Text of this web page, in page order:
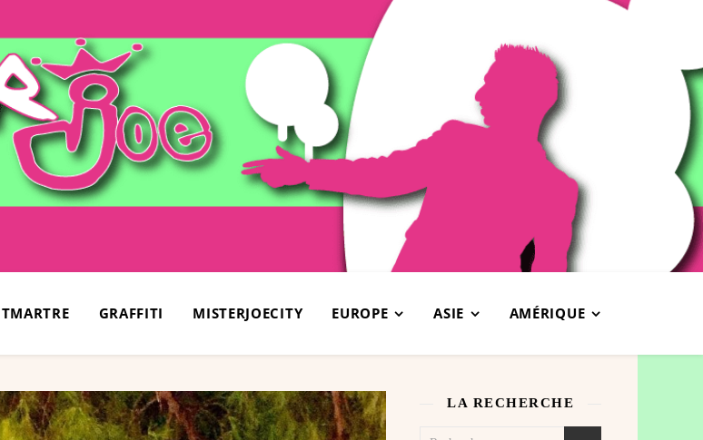
GRAFFITI MISTERJOECITY EUROPE ASIE AMÉRIQUE
LA RECHERCHE